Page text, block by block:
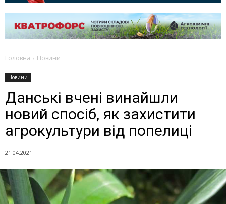
Головна Новини
Новини
Данські вчені винайшли
новий спосіб, як захистити
агрокультури від попелиці
21.04.2021